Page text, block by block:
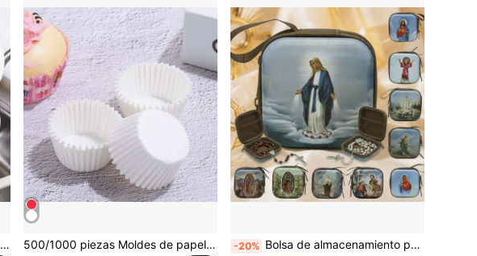
1 par de guantes de goma resistentes con puños extra largos, guantes de tipo manopla para lavar autos, adecuados para lavar platos, limpieza del hogar, jardinería, cocina, baño, hogar, proveedores del hogar 500/1000 piezas Moldes de papel de colores para cupcakes, magdalenas y tartas - Herramientas de decoración para fiestas, bodas y cumpleaños, decoración del hogar y eventos -20% Bolsa de almacenamiento para rosario de oración, caja de joyas religiosa con obra de arte de hierro de la Virgen María, artículos religiosos portátiles con cremallera de 7x7cm con diseño de dibujos animados para devotos cristianos